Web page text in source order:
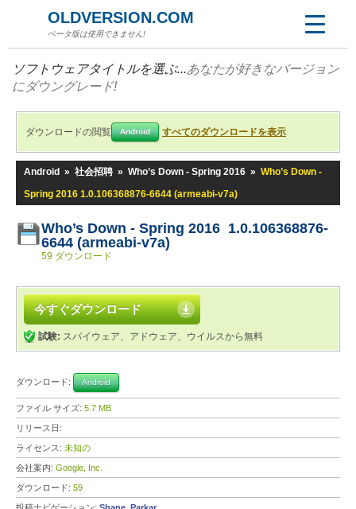
OLDVERSION.COM
ベータ版は使用できません!
ソフトウェアタイトルを選ぶ...あなたが好きなバージョン
にダウングレード!
ダウンロードの閲覧 Android すべてのダウンロードを表示
Android » 社会招聘 » Who’s Down - Spring 2016 » Who’s Down -
Spring 2016 1.0.106368876-6644 (armeabi-v7a)
Who’s Down - Spring 2016 1.0.106368876-
6644 (armeabi-v7a)
59 ダウンロード
今すぐダウンロード
試験: スパイウェア、アドウェア、ウイルスから無料
ダウンロード: Android
ファイル サイズ: 5.7 MB
リリース日:
ライセンス: 未知の
会社案内: Google, Inc.
ダウンロード: 59